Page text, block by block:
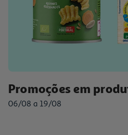
Promoções em
06/08 a 19/08